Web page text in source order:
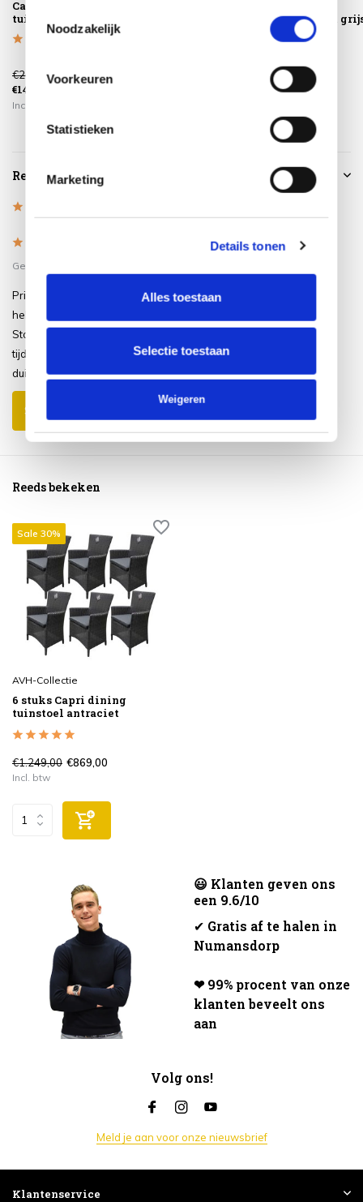
Noodzakelijk
Voorkeuren
Statistieken
Marketing
Details tonen
Alles toestaan
Selectie toestaan
Weigeren
Capri dining
tuinstoel antraciet
€209,00
€145,00
Incl. btw
tuinstoel wit
wicker
€209,00
€145,00
Reviews
Gepost door:
Prima stoelen. Zitten comfortabel en
hebben een goede zithoogte.
Stoelen waren goed ingepakt en het
tijdstip van levering was heel
duidelijk aangegeven.
Schrijf je eigen review
Reeds bekeken
Sale 30%
AVH-Collectie
6 stuks Capri dining
tuinstoel antraciet
€1.249,00 €869,00
Incl. btw
😃 Klanten geven ons
een 9.6/10
✔ Gratis af te halen in
Numansdorp
❤ 99% procent van onze
klanten beveelt ons
aan
Volg ons!
Meld je aan voor onze nieuwsbrief
Klantenservice